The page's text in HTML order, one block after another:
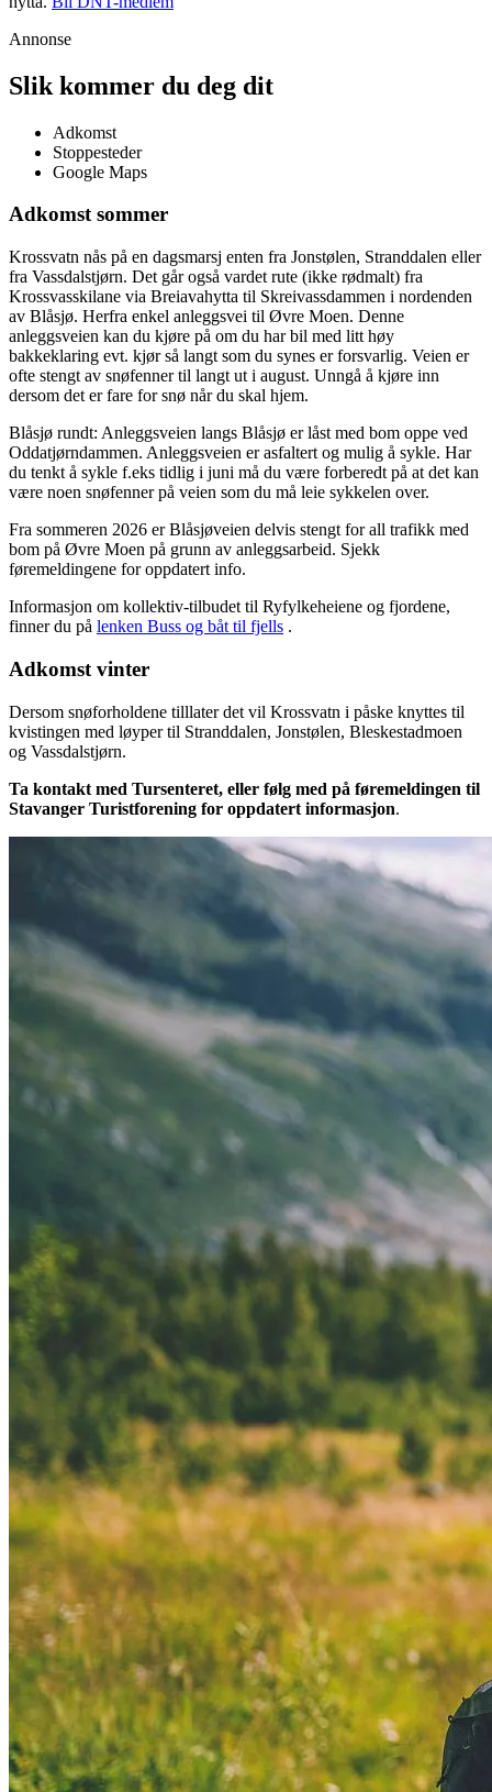
Annonse
Slik kommer du deg dit
Adkomst
Stoppesteder
Google Maps
Adkomst sommer
Krossvatn nås på en dagsmarsj enten fra Jonstølen, Stranddalen eller
fra Vassdalstjørn. Det går også vardet rute (ikke rødmalt) fra
Krossvasskilane via Breiavahytta til Skreivassdammen i nordenden
av Blåsjø. Herfra enkel anleggsvei til Øvre Moen. Denne
anleggsveien kan du kjøre på om du har bil med litt høy
bakkeklaring evt. kjør så langt som du synes er forsvarlig. Veien er
ofte stengt av snøfenner til langt ut i august. Unngå å kjøre inn
dersom det er fare for snø når du skal hjem.
Blåsjø rundt: Anleggsveien langs Blåsjø er låst med bom oppe ved
Oddatjørndammen. Anleggsveien er asfaltert og mulig å sykle. Har
du tenkt å sykle f.eks tidlig i juni må du være forberedt på at det kan
være noen snøfenner på veien som du må leie sykkelen over.
Fra sommeren 2026 er Blåsjøveien delvis stengt for all trafikk med
bom på Øvre Moen på grunn av anleggsarbeid. Sjekk
føremeldingene for oppdatert info.
Informasjon om kollektiv-tilbudet til Ryfylkeheiene og fjordene,
finner du på lenken Buss og båt til fjells .
Adkomst vinter
Dersom snøforholdene tilllater det vil Krossvatn i påske knyttes til
kvistingen med løyper til Stranddalen, Jonstølen, Bleskestadmoen
og Vassdalstjørn.
Ta kontakt med Tursenteret, eller følg med på føremeldingen til
Stavanger Turistforening for oppdatert informasjon.